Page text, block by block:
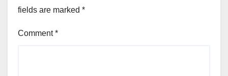
fields are marked *
Comment*